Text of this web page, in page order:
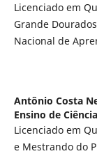
Licenciado em
Grande
Nacional de
Antônio Costa
Ensino de
Licenciado em
e Mestrando do